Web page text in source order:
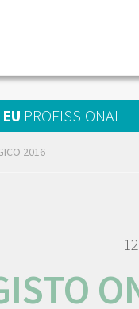
EU PROFISSIONAL
2016